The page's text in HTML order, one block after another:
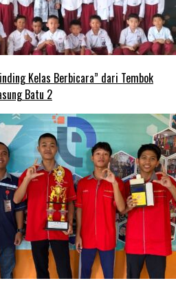
Kelas Berbicara” dari Tembok
Batu 2